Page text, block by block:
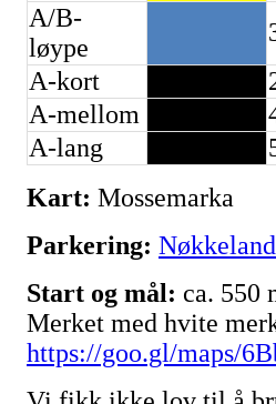
A/B-
løype
A-kort
A-mellom
A-lang
Kart: Mossemarka
Parkering:
Start og mål: ca. 550
Merket med hvite
https://goo.gl/maps/